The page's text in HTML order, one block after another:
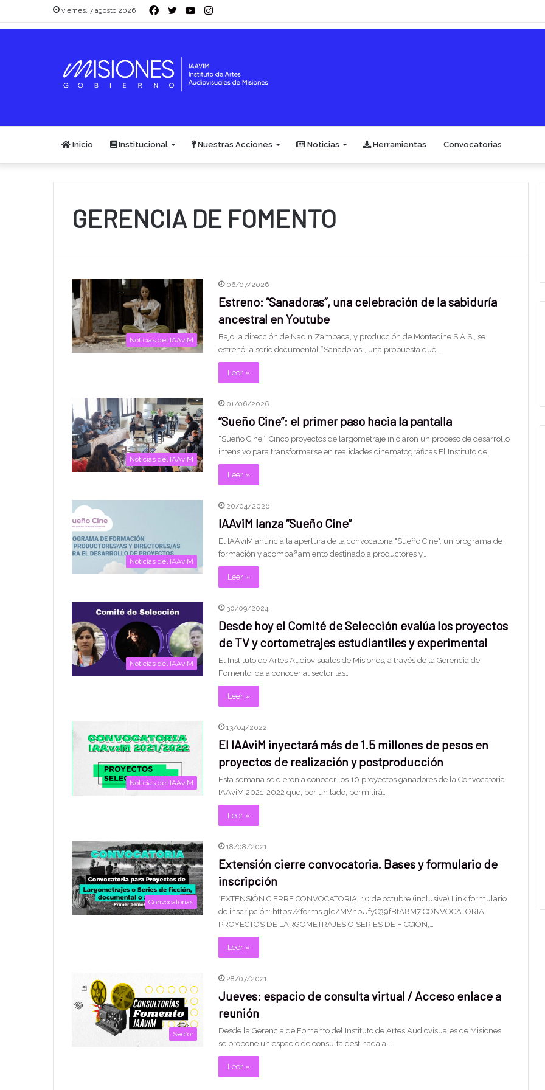
viernes, 7 agosto 2026 Facebook
TwitterYouTube
Inicio Institucional Nuestras Acciones Noticias Herramientas Convocatorias
GERENCIA DE FOMENTO
Noticias del IAAviM
06/07/2026
Estreno: “Sanadoras”, una celebración de la sabiduría
ancestral en Youtube
Bajo la dirección de Nadin Zampaca, y producción de Montecine S.A.S., se
estrenó la serie documental “Sanadoras”, una propuesta que…
Leer »
Noticias del IAAviM
01/06/2026
“Sueño Cine”: el primer paso hacia la pantalla
“Sueño Cine”: Cinco proyectos de largometraje iniciaron un proceso de desarrollo
intensivo para transformarse en realidades cinematográficas El Instituto de…
Leer »
Noticias del IAAviM
20/04/2026
IAAviM lanza “Sueño Cine”
El IAAviM anuncia la apertura de la convocatoria "Sueño Cine", un programa de
formación y acompañamiento destinado a productores y…
Leer »
Noticias del IAAviM
30/09/2024
Desde hoy el Comité de Selección evalúa los proyectos
de TV y cortometrajes estudiantiles y experimental
El Instituto de Artes Audiovisuales de Misiones, a través de la Gerencia de
Fomento, da a conocer al sector las…
Leer »
Noticias del IAAviM
13/04/2022
El IAAviM inyectará más de 1.5 millones de pesos en
proyectos de realización y postproducción
Esta semana se dieron a conocer los 10 proyectos ganadores de la Convocatoria
IAAviM 2021-2022 que, por un lado, permitirá…
Leer »
Convocatorias
18/08/2021
Extensión cierre convocatoria. Bases y formulario de
inscripción
*EXTENSIÓN CIERRE CONVOCATORIA: 10 de octubre (inclusive) Link formulario
de inscripción: https://forms.gle/MVhbUfyC39fBtA8M7 CONVOCATORIA
PROYECTOS DE LARGOMETRAJES O SERIES DE FICCIÓN,…
Leer »
Sector
28/07/2021
Jueves: espacio de consulta virtual / Acceso enlace a
reunión
Desde la Gerencia de Fomento del Instituto de Artes Audiovisuales de Misiones
se propone un espacio de consulta destinada a…
Leer »